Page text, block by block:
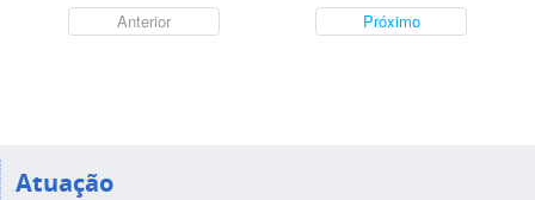
Anterior Próximo
Atuação